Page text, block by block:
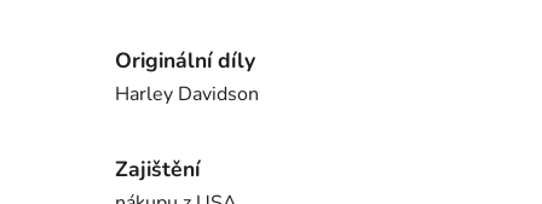
Originální díly
Harley Davidson
Zajištění